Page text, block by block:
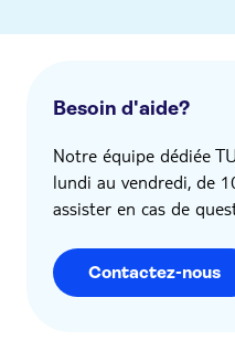
Besoin d'aide?
Notre équipe dédiée
lundi au vendredi, de
assister en cas de
Contactez-nous